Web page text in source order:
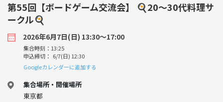
第55回【ボードゲーム交流会】 🍳20〜30代料理サ
ークル🍳
2026年6月7日(日) 13:30〜17:00
集合時刻：13:25
申込締切： 6/7(日) 12:30
Googleカレンダーに追加する
集合場所・開催場所
東京都